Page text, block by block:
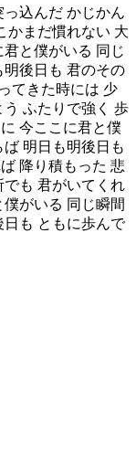
込んだ かじかん
かまだ慣れない 大
と僕がいる 同じ
後日も 君のその
てきた時には 少
ふたりで強く 歩
今ここに君と僕
明日も明後日も
降り積もった 悲
でも 君がいてくれ
がいる 同じ瞬間
も ともに歩んで